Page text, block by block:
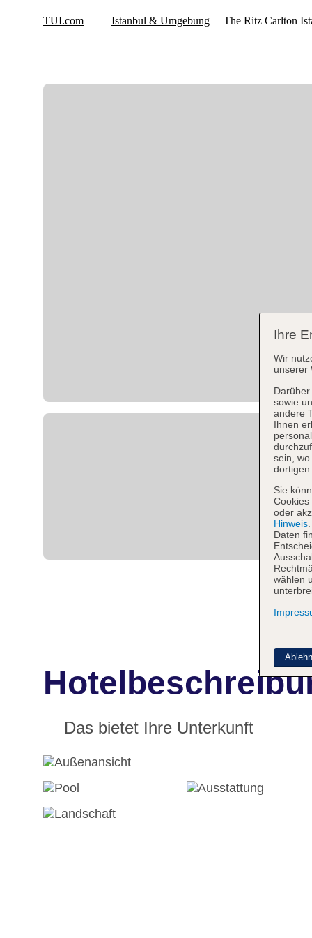
Das bietet Ihre Unterkunft
Ihre
Wir
unserer
sowie
andere
Ihnen
sein,
dortigen
Sie
Cookies
oder
Hinweis
Daten
wählen